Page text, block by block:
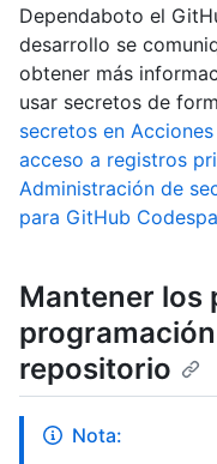
Dependaboto el
desarrollo se
obtener más
usar secretos de
secretos en
acceso a registros
Administración de
para GitHub
Mantener los
repositorio
Nota: